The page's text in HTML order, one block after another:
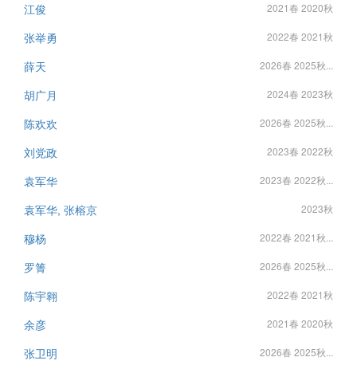
江俊 2021春 2020秋
张举勇 2022春 2021秋
薛天 2026春 2025秋...
胡广月 2024春 2023秋
陈欢欢 2026春 2025秋...
刘党政 2023春 2022秋
袁军华 2023春 2022秋...
袁军华, 张榕京 2023秋
穆杨 2022春 2021秋...
罗箐 2026春 2025秋...
陈宇翱 2022春 2021秋
余彦 2021春 2020秋
张卫明 2026春 2025秋...